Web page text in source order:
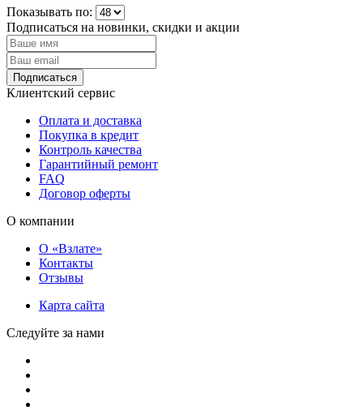
Показывать по:
Подписаться на новинки, скидки и акции
Подписаться
Клиентский сервис
Оплата и доставка
Покупка в кредит
Контроль качества
Гарантийный ремонт
FAQ
Договор оферты
О компании
О «Взлате»
Контакты
Отзывы
Карта сайта
Следуйте за нами